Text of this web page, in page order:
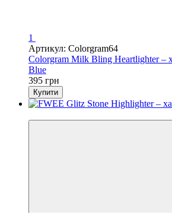
1
Артикул: Colorgram64
Colorgram Milk Bling Heartlighter –
Blue
395 грн
Купити